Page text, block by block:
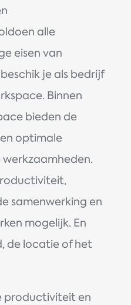
alle
eisen van
je als bedrijf
Binnen
bieden de
optimale
samenwerking en
mogelijk. En
de locatie of het
productiviteit en